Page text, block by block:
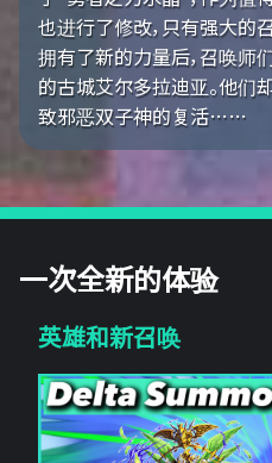
也进行了修改，只有强大的
拥有了新的力量后，召唤师
的古城艾尔多拉迪亚。他们
致邪恶双子神的复活……
一次全新的体验
英雄和新召唤